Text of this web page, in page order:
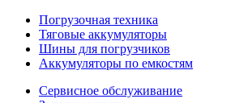
Погрузочная техника
Тяговые аккумуляторы
Шины для погрузчиков
Аккумуляторы по емкостям
Сервисное обслуживание